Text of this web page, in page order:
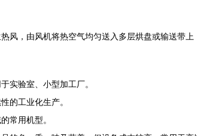
风，由风机将热空气均匀送入多层烘盘或输送带
实验室、小型加工厂。
的工业化生产。
常用机型。